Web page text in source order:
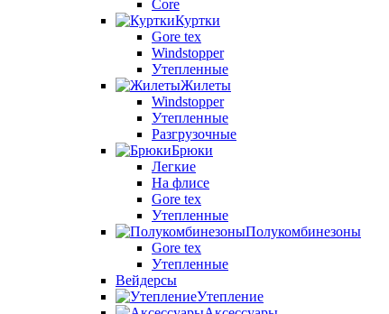
Core
Куртки
Gore tex
Windstopper
Утепленные
Жилеты
Windstopper
Утепленные
Разгрузочные
Брюки
Легкие
На флисе
Gore tex
Утепленные
Полукомбинезоны
Gore tex
Утепленные
Вейдерсы
Утепление